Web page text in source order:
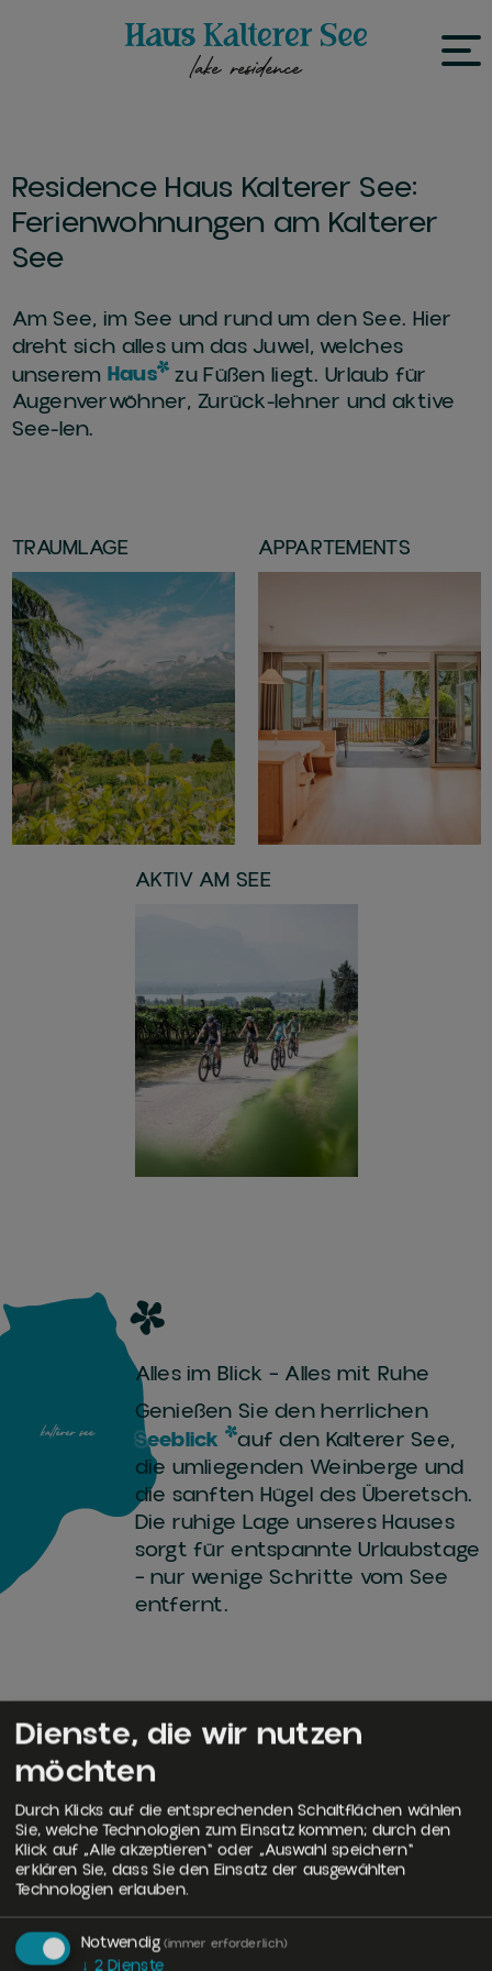
Residence Haus Kalterer See:
Ferienwohnungen am Kalterer
See
Am See, im See und rund um den See. Hier
dreht sich alles um das Juwel, welches
unserem Haus zu Füßen liegt. Urlaub für
Augenverwöhner, Zurück-lehner und aktive
See-len.
TRAUMLAGE APPARTEMENTS
AKTIV AM SEE
Alles im Blick – Alles mit Ruhe
Genießen Sie den herrlichen
Seeblick auf den Kalterer See,
die umliegenden Weinberge und
die sanften Hügel des Überetsch.
Die ruhige Lage unseres Hauses
sorgt für entspannte Urlaubstage
– nur wenige Schritte vom See
entfernt.
Das Haus am See
a lake residence jetzt buchen
Dienste, die wir nutzen
möchten
Durch Klicks auf die entsprechenden Schaltflächen wählen
Sie, welche Technologien zum Einsatz kommen; durch den
Klick auf „Alle akzeptieren“ oder „Auswahl speichern“
erklären Sie, dass Sie den Einsatz der ausgewählten
Technologien erlauben.
Notwendig (immer erforderlich)
↓ 2 Dienste